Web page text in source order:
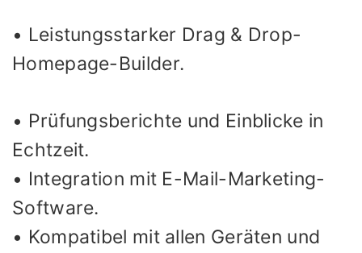
• Leistungsstarker Drag & Drop-
Homepage-Builder.
• Prüfungsberichte und Einblicke in
Echtzeit.
• Integration mit E-Mail-Marketing-
Software.
• Kompatibel mit allen Geräten und